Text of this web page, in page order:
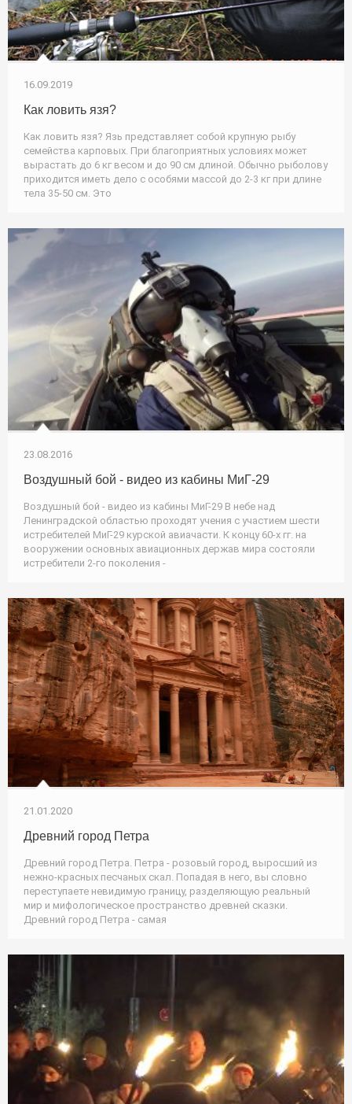
16.09.2019
Как ловить язя?
Как ловить язя? Язь представляет собой крупную рыбу
семейства карповых. При благоприятных условиях может
вырастать до 6 кг весом и до 90 см длиной. Обычно рыболову
приходится иметь дело с особями массой до 2-3 кг при длине
тела 35-50 см. Это
23.08.2016
Воздушный бой - видео из кабины МиГ-29
Воздушный бой - видео из кабины МиГ-29 В небе над
Ленинградской областью проходят учения с участием шести
истребителей МиГ-29 курской авиачасти. К концу 60-х гг. на
вооружении основных авиационных держав мира состояли
истребители 2-го поколения -
21.01.2020
Древний город Петра
Древний город Петра. Петра - розовый город, выросший из
нежно-красных песчаных скал. Попадая в него, вы словно
переступаете невидимую границу, разделяющую реальный
мир и мифологическое пространство древней сказки.
Древний город Петра - самая